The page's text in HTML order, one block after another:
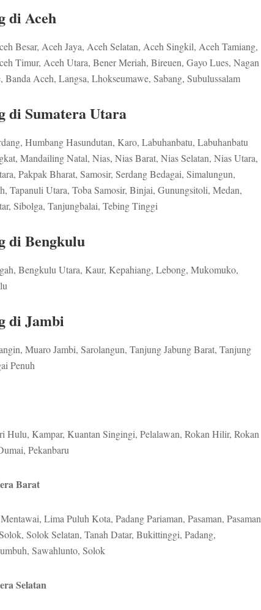
di Aceh
Besar, Aceh Jaya, Aceh Selatan, Aceh Singkil, Aceh Tamiang,
Timur, Aceh Utara, Bener Meriah, Bireuen, Gayo Lues, Nagan
Banda Aceh, Langsa, Lhokseumawe, Sabang, Subulussalam
di Sumatera Utara
Humbang Hasundutan, Karo, Labuhanbatu, Labuhanbatu
Mandailing Natal, Nias, Nias Barat, Nias Selatan, Nias Utara,
Pakpak Bharat, Samosir, Serdang Bedagai, Simalungun,
Tapanuli Utara, Toba Samosir, Binjai, Gunungsitoli, Medan,
Sibolga, Tanjungbalai, Tebing Tinggi
di Bengkulu
Bengkulu Utara, Kaur, Kepahiang, Lebong, Mukomuko,
di Jambi
Muaro Jambi, Sarolangun, Tanjung Jabung Barat, Tanjung
Penuh
Kampar, Kuantan Singingi, Pelalawan, Rokan Hilir, Rokan
Pekanbaru
Barat
Lima Puluh Kota, Padang Pariaman, Pasaman, Pasaman
Solok Selatan, Tanah Datar, Bukittinggi, Padang,
Sawahlunto, Solok
Selatan